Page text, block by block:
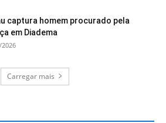
captura homem procurado pela
em Diadema
Carregar mais